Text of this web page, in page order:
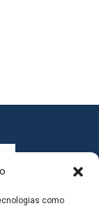
como